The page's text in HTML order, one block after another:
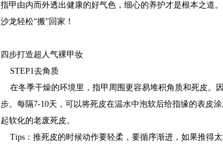
指甲由内而外透出健康的好气色，细心的养护才是根本之道
沙龙轻松“搬”回家！
四步打造超人气裸甲妆
STEP1去角质
在冬季干燥的环境里，指甲周围更容易堆积角质和死皮。
步。每隔7-10天，可以将死皮在温水中泡软后给指缘的表皮
起软化的老废死皮。
Tips：推死皮的时候动作要轻柔，要循序渐进，如果推得太